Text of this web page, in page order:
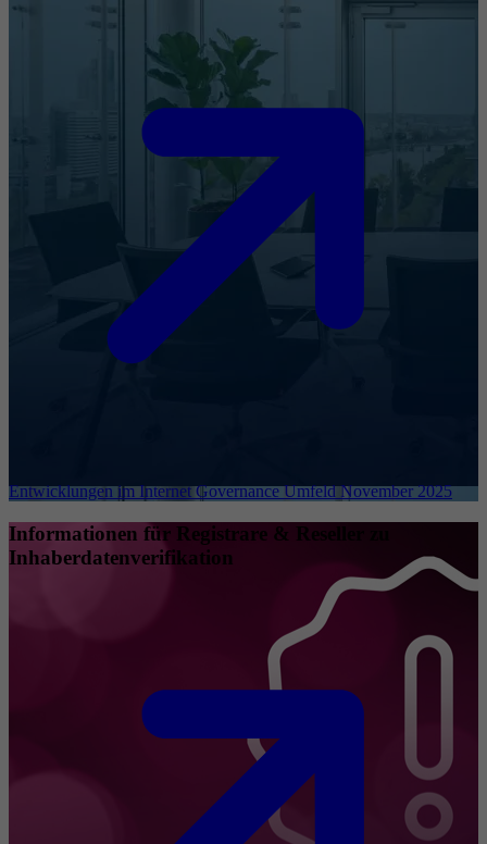
Entwicklungen im Internet Governance Umfeld November 2025
Informationen für Registrare & Reseller zu
Inhaberdatenverifikation